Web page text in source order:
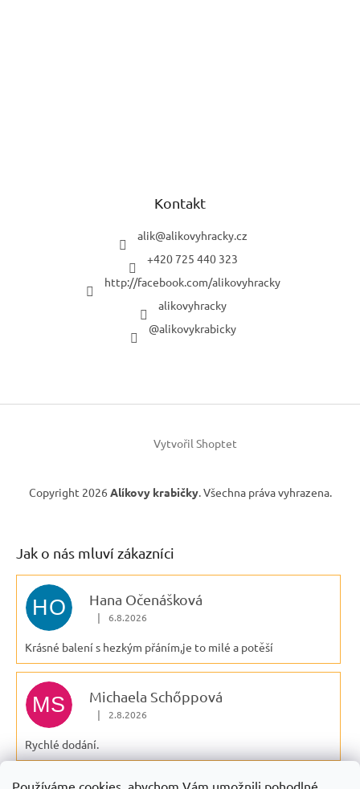
Používáme cookies, abychom Vám umožnili pohodlné
Kontakt
alik@alikovyhracky.cz
+420 725 440 323
http://facebook.com/alikovyhracky
alikovyhracky
@alikovykrabicky
Vytvořil Shoptet
Copyright 2026 Alíkovy krabičky. Všechna práva vyhrazena.
Jak o nás mluví zákazníci
HO Hana Očenášková
Hodnocení obchodu je 5 z 5 hvězdiček.
| 6.8.2026
Krásné balení s hezkým přáním,je to milé a potěší
MS Michaela Schőppová
Hodnocení obchodu je 5 z 5 hvězdiček.
| 2.8.2026
Rychlé dodání.